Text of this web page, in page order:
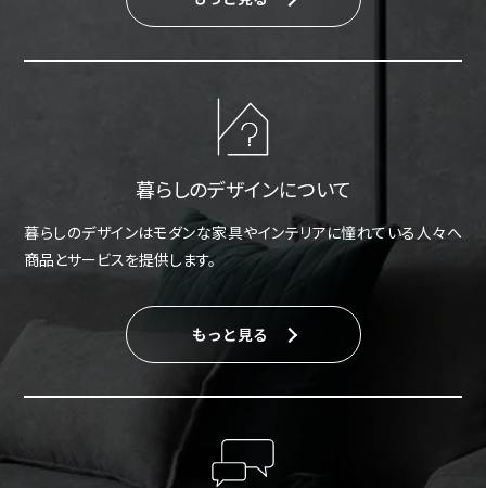
暮らしのデザインについて
暮らしのデザインはモダンな家具やインテリアに憧れている人々へ
商品とサービスを提供します。
もっと見る